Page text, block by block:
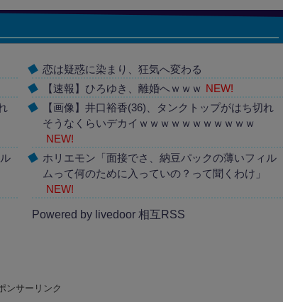
恋は疑惑に染まり、狂気へ変わる
【速報】ひろゆき、離婚へｗｗｗ
NEW!
【画像】井口裕香(36)、タンクトップがはち切れ
そうなくらいデカイｗｗｗｗｗｗｗｗｗｗｗ
NEW!
ホリエモン「面接でさ、納豆パックの薄いフィル
ムって何のために入っていの？って聞くわけ」
NEW!
Powered by livedoor 相互RSS
ンサーリンク